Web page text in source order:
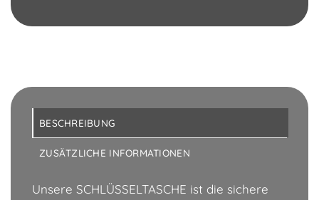
BESCHREIBUNG
ZUSÄTZLICHE INFORMATIONEN
Unsere SCHLÜSSELTASCHE ist die sichere